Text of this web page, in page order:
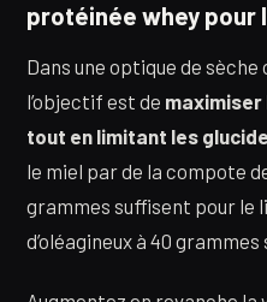
protéinée whey pour
Dans une optique de
l’objectif est de
tout en limitant les
le miel par de la compote
grammes suffisent pour le
d’oléagineux à 40